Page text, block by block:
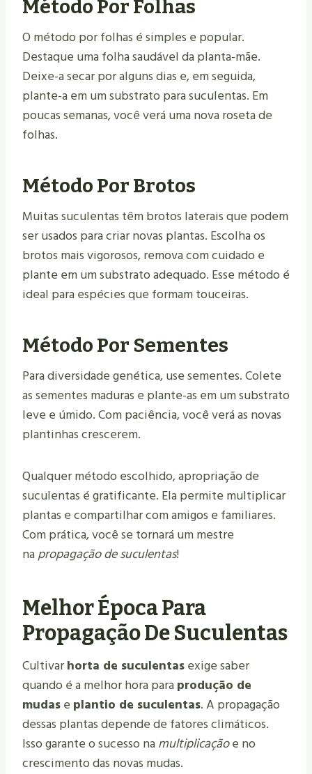
Método Por Folhas
O método por folhas é simples e popular.
Destaque uma folha saudável da planta-mãe.
Deixe-a secar por alguns dias e, em seguida,
plante-a em um substrato para suculentas. Em
poucas semanas, você verá uma nova roseta de
folhas.
Método Por Brotos
Muitas suculentas têm brotos laterais que podem
ser usados para criar novas plantas. Escolha os
brotos mais vigorosos, remova com cuidado e
plante em um substrato adequado. Esse método é
ideal para espécies que formam touceiras.
Método Por Sementes
Para diversidade genética, use sementes. Colete
as sementes maduras e plante-as em um substrato
leve e úmido. Com paciência, você verá as novas
plantinhas crescerem.
Qualquer método escolhido, apropriação de
suculentas é gratificante. Ela permite multiplicar
plantas e compartilhar com amigos e familiares.
Com prática, você se tornará um mestre
napropagação de suculentas!
Melhor Época Para
Propagação De Suculentas
Cultivarhorta de suculentasexige saber
quando é a melhor hora paraprodução de
mudase plantio de suculentas. A propagação
dessas plantas depende de fatores climáticos.
Isso garante o sucesso namultiplicaçãoe no
crescimento das novas mudas.